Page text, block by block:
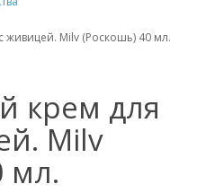
живицей. Milv (Роскошь) 40 мл.
крем для
Milv
мл.